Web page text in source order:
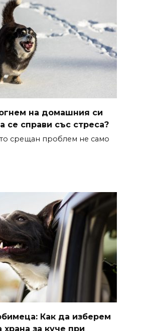
на домашния си
се справи със стреса?
срещан проблем не само
Как да изберем
храна за куче при